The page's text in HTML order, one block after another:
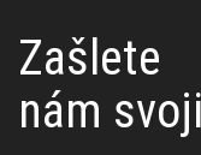
Zašlete
nám